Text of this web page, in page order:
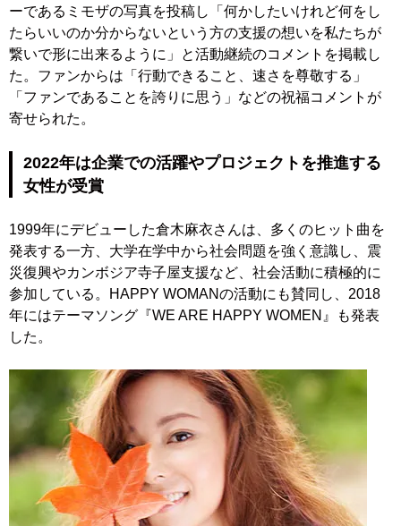
ーであるミモザの写真を投稿し「何かしたいけれど何をし
たらいいのか分からないという方の支援の想いを私たちが
繋いで形に出来るように」と活動継続のコメントを掲載し
た。ファンからは「行動できること、速さを尊敬する」
「ファンであることを誇りに思う」などの祝福コメントが
寄せられた。
2022年は企業での活躍やプロジェクトを推進する
女性が受賞
1999年にデビューした倉木麻衣さんは、多くのヒット曲を
発表する一方、大学在学中から社会問題を強く意識し、震
災復興やカンボジア寺子屋支援など、社会活動に積極的に
参加している。HAPPY WOMANの活動にも賛同し、2018
年にはテーマソング『WE ARE HAPPY WOMEN』も発表
した。